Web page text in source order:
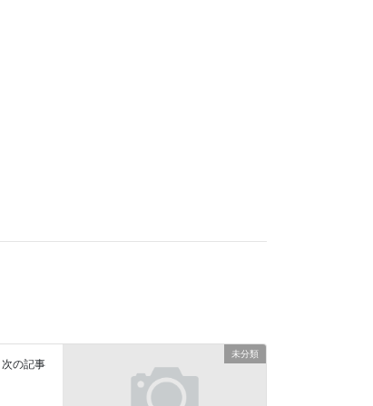
未分類
次の記事